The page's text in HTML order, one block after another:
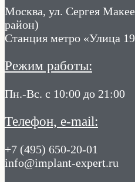
Москва, ул. Сергея
район)
Станция метро «Улица
Режим работы:
Пн.-Вс. с 10:00 до 21:00
Телефон, e-mail:
+7 (495) 650-20-01
info@implant-expert.ru